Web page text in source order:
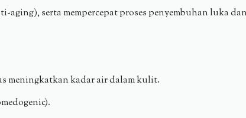
serta mempercepat proses penyembuhan luka
meningkatkan kadar air dalam kulit.